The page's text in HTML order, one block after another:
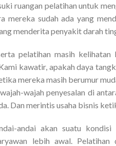
ruangan pelatihan untuk
mereka sudah ada yang
menderita penyakit darah
pelatihan masih
kawatir, apakah daya
mereka masih berumur
wajah penyesalan di
Dan merintis usaha bisnis
andai akan suatu
lebih awal.